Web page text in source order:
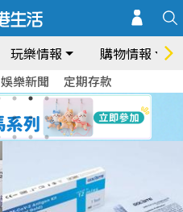
玩樂情報 購物情報
娛樂新聞 定期存款